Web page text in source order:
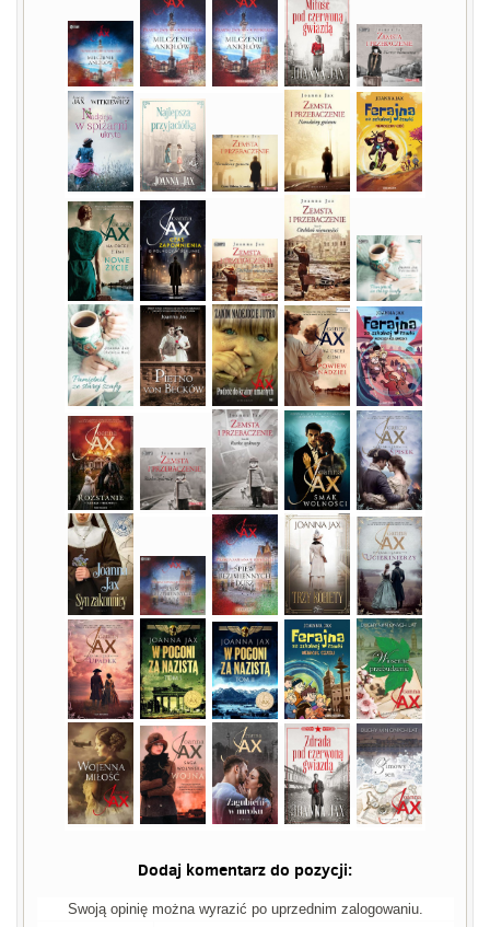
Dodaj komentarz do pozycji:
Swoją opinię można wyrazić po uprzednim zalogowaniu.